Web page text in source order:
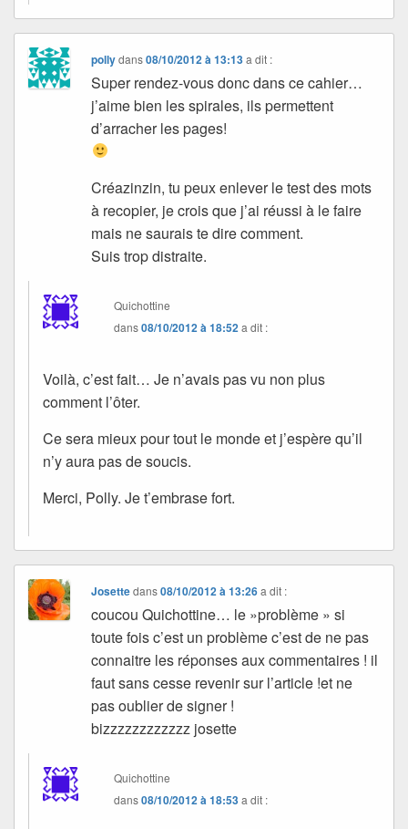
pollydans08/10/2012 à 13:13 a dit :
Super rendez-vous donc dans ce cahier…
j’aime bien les spirales, ils permettent
d’arracher les pages!
Créazinzin, tu peux enlever le test des mots
à recopier, je crois que j’ai réussi à le faire
mais ne saurais te dire comment.
Suis trop distraite.
Quichottine
dans08/10/2012 à 18:52 a dit :
Voilà, c’est fait… Je n’avais pas vu non plus
comment l’ôter.
Ce sera mieux pour tout le monde et j’espère qu’il
n’y aura pas de soucis.
Merci, Polly. Je t’embrase fort.
Josettedans08/10/2012 à 13:26 a dit :
coucou Quichottine… le »problème » si
toute fois c’est un problème c’est de ne pas
connaitre les réponses aux commentaires ! il
faut sans cesse revenir sur l’article !et ne
pas oublier de signer !
bizzzzzzzzzzzz josette
Quichottine
dans08/10/2012 à 18:53a dit :